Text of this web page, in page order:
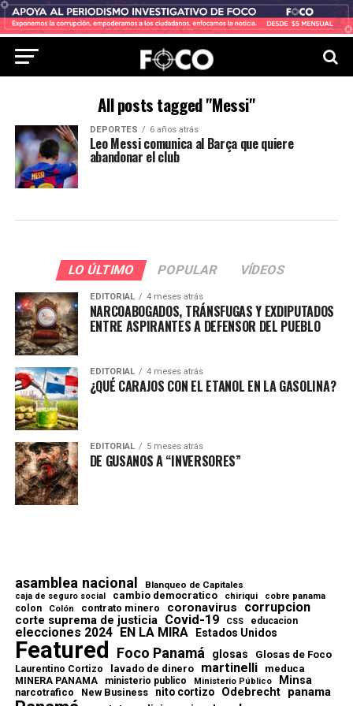
All posts tagged "Messi"
DEPORTES 6 años atrás
Leo Messi comunica al Barça que quiere
abandonar el club
LO ÚLTIMO POPULAR VÍDEOS
EDITORIAL 4 meses atrás
NARCOABOGADOS, TRÁNSFUGAS Y EXDIPUTADOS
ENTRE ASPIRANTES A DEFENSOR DEL PUEBLO
EDITORIAL 4 meses atrás
¿QUÉ CARAJOS CON EL ETANOL EN LA GASOLINA?
EDITORIAL 5 meses atrás
DE GUSANOS A “INVERSORES”
asamblea nacional Blanqueo de Capitales
caja de seguro social cambio democratico chiriqui cobre panama
colon Colón contrato minero coronavirus corrupcion
corte suprema de justicia Covid-19 CSS educacion
elecciones 2024 EN LA MIRA Estados Unidos
Featured Foco Panamá glosas Glosas de Foco
Laurentino Cortizo lavado de dinero martinelli meduca
MINERA PANAMA ministerio publico Ministerio Público Minsa
narcotrafico New Business nito cortizo Odebrecht panama